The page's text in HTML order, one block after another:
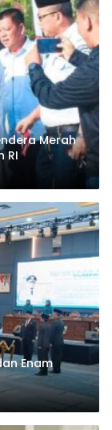
Merah
RI
Enam